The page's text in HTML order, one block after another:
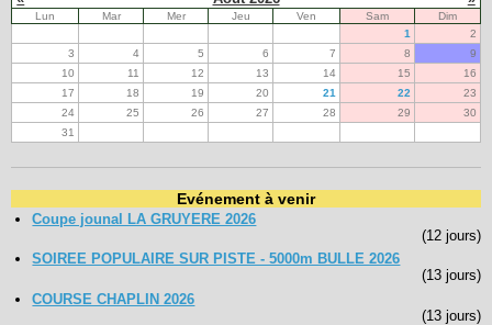
Lun Mar Mer Jeu Ven Sam
Dim
1
2
3
4 5 6 7 8
9
10
11 12 13 14 15
16
17
18 19 20 21 22
23
24
25 26 27 28 29
30
31
Evénement à venir
Coupe jounal LA GRUYERE 2026
(12 jours)
SOIREE POPULAIRE SUR PISTE - 5000m BULLE 2026
(13 jours)
COURSE CHAPLIN 2026
(13 jours)